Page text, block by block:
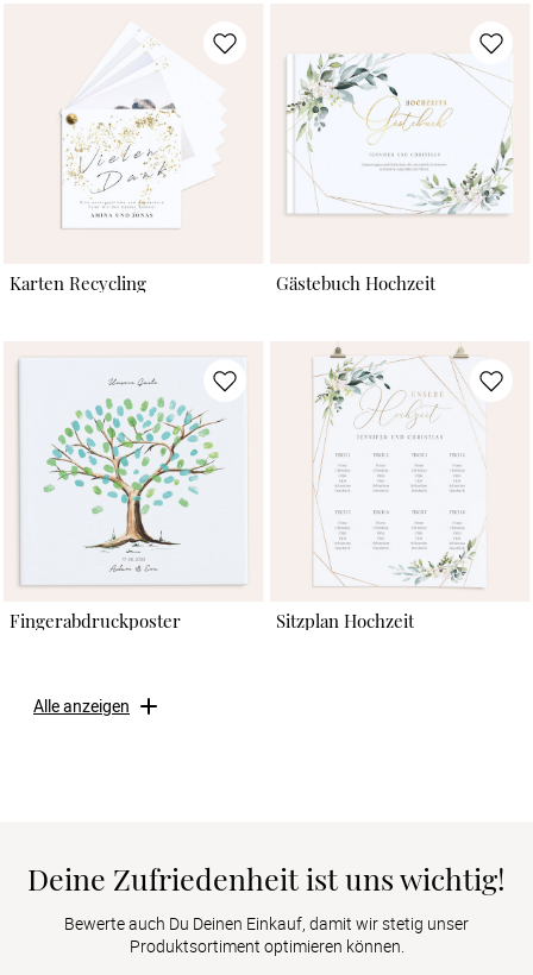
Karten Recycling Gästebuch Hochzeit
Fingerabdruckposter Sitzplan Hochzeit
Alle anzeigen
Deine Zufriedenheit ist uns wichtig!
Bewerte auch Du Deinen Einkauf, damit wir stetig unser
Produktsortiment optimieren können.